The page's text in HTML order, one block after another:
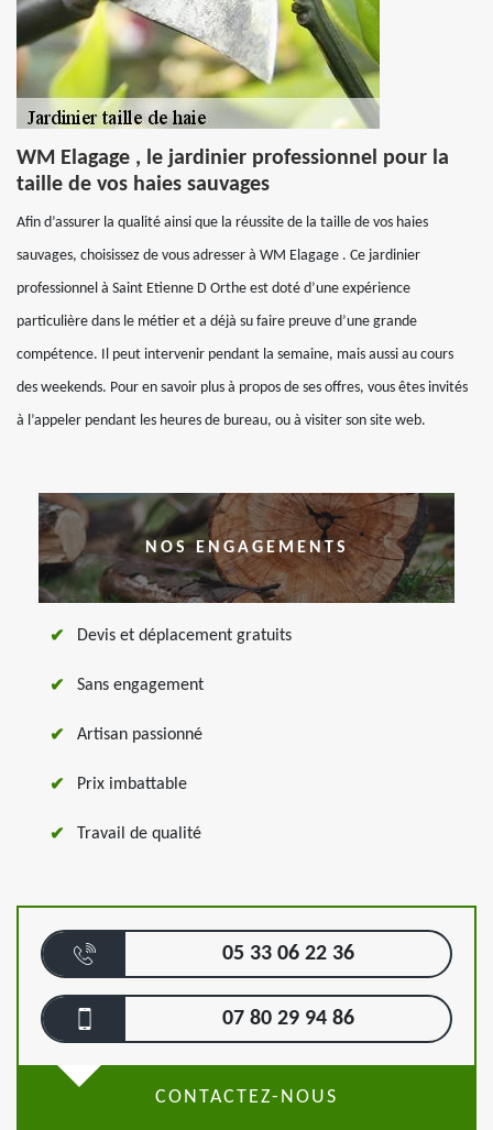
WM Elagage , le jardinier professionnel pour la
taille de vos haies sauvages
Afin d’assurer la qualité ainsi que la réussite de la taille de vos haies
sauvages, choisissez de vous adresser à WM Elagage . Ce jardinier
professionnel à Saint Etienne D Orthe est doté d’une expérience
particulière dans le métier et a déjà su faire preuve d’une grande
compétence. Il peut intervenir pendant la semaine, mais aussi au cours
des weekends. Pour en savoir plus à propos de ses offres, vous êtes invités
à l’appeler pendant les heures de bureau, ou à visiter son site web.
NOS ENGAGEMENTS
Devis et déplacement gratuits
Sans engagement
Artisan passionné
Prix imbattable
Travail de qualité
05 33 06 22 36
07 80 29 94 86
CONTACTEZ-NOUS